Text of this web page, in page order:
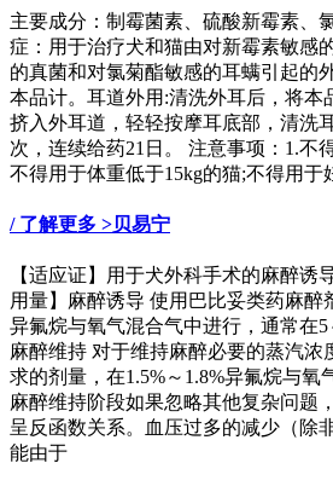
主要成分：制霉菌素、硫酸新霉素、
症：用于治疗犬和猫由对新霉素敏感
的真菌和对氯菊酯敏感的耳螨引起的
本品计。耳道外用:清洗外耳后，将本
挤入外耳道，轻轻按摩耳底部，清洗
次，连续给药21日。 注意事项：1.不
不得用于体重低于15kg的猫;不得用于
/ 了解更多 >贝易宁
【适应证】用于犬外科手术的麻醉诱
用量】麻醉诱导 使用巴比妥类药麻醉
异氟烷与氧气混合气中进行，通常在5
麻醉维持 对于维持麻醉必要的蒸汽浓
求的剂量，在1.5%～1.8%异氟烷与氧
麻醉维持阶段如果忽略其他复杂问题
呈反函数关系。血压过多的减少（除
能由于